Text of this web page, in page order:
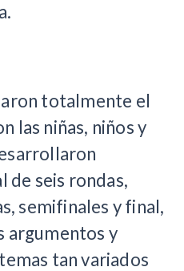
totalmente el
las niñas, niños y
de seis rondas,
semifinales y final,
argumentos y
tan variados